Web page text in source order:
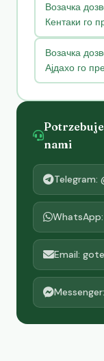
Возачка
Кентаки го
Возачка
Ајдахо го
nami
Telegram:
Email: